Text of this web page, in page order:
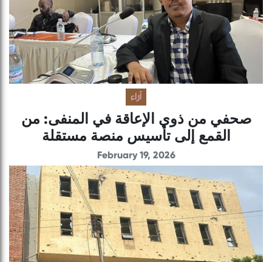
آراء
صحفي من ذوي الإعاقة في المنفى: من
القمع إلى تأسيس منصة مستقلة
February 19, 2026